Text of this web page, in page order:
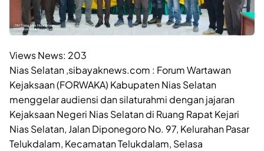
Views News: 203
Nias Selatan ,sibayaknews.com : Forum Wartawan
Kejaksaan (FORWAKA) Kabupaten Nias Selatan
menggelar audiensi dan silaturahmi dengan jajaran
Kejaksaan Negeri Nias Selatan di Ruang Rapat Kejari
Nias Selatan, Jalan Diponegoro No. 97, Kelurahan Pasar
Telukdalam, Kecamatan Telukdalam, Selasa